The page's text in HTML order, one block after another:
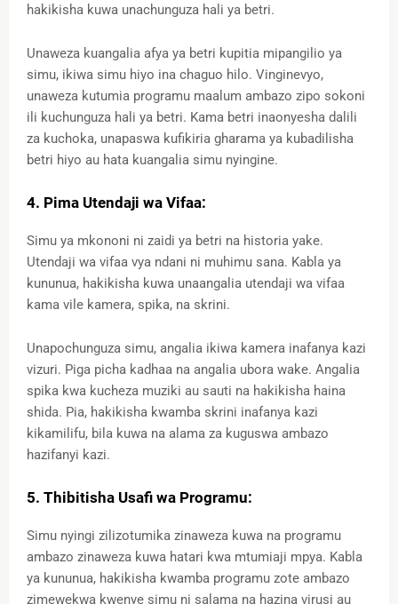
hakikisha kuwa unachunguza hali ya betri.
Unaweza kuangalia afya ya betri kupitia mipangilio ya
simu, ikiwa simu hiyo ina chaguo hilo. Vinginevyo,
unaweza kutumia programu maalum ambazo zipo sokoni
ili kuchunguza hali ya betri. Kama betri inaonyesha dalili
za kuchoka, unapaswa kufikiria gharama ya kubadilisha
betri hiyo au hata kuangalia simu nyingine.
4. Pima Utendaji wa Vifaa:
Simu ya mkononi ni zaidi ya betri na historia yake.
Utendaji wa vifaa vya ndani ni muhimu sana. Kabla ya
kununua, hakikisha kuwa unaangalia utendaji wa vifaa
kama vile kamera, spika, na skrini.
Unapochunguza simu, angalia ikiwa kamera inafanya kazi
vizuri. Piga picha kadhaa na angalia ubora wake. Angalia
spika kwa kucheza muziki au sauti na hakikisha haina
shida. Pia, hakikisha kwamba skrini inafanya kazi
kikamilifu, bila kuwa na alama za kuguswa ambazo
hazifanyi kazi.
5. Thibitisha Usafi wa Programu:
Simu nyingi zilizotumika zinaweza kuwa na programu
ambazo zinaweza kuwa hatari kwa mtumiaji mpya. Kabla
ya kununua, hakikisha kwamba programu zote ambazo
zimewekwa kwenye simu ni salama na hazina virusi au